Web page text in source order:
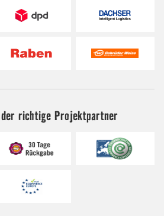
der richtige Projektpartner